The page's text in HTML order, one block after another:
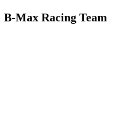
B-Max Racing Team